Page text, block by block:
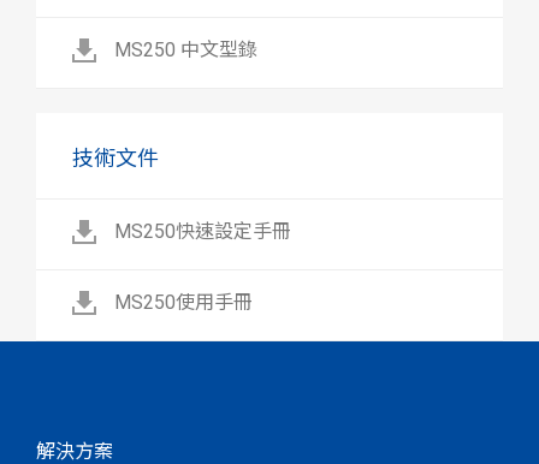
MS250 中文型錄
技術文件
MS250快速設定手冊
MS250使用手冊
解決方案